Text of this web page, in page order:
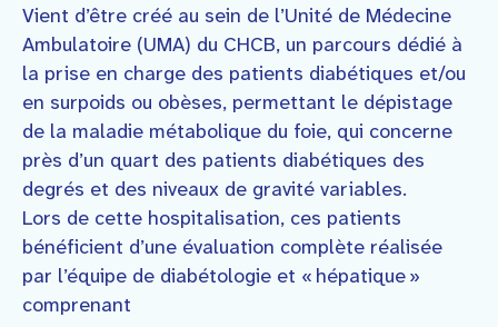
Vient d’être créé au sein de l’Unité de Médecine
Ambulatoire (UMA) du CHCB, un parcours dédié à
la prise en charge des patients diabétiques et/ou
en surpoids ou obèses, permettant le dépistage
de la maladie métabolique du foie, qui concerne
près d’un quart des patients diabétiques des
degrés et des niveaux de gravité variables.
Lors de cette hospitalisation, ces patients
bénéficient d’une évaluation complète réalisée
par l’équipe de diabétologie et « hépatique »
comprenant